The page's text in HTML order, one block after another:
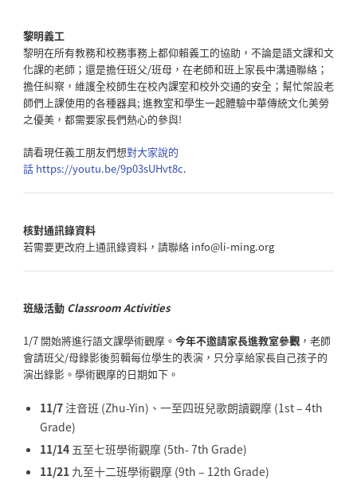
黎明義工
黎明在所有教務和校務事務上都仰賴義工的協助， 不論是語文課和文
化課的老師；還是擔任班父/班母， 在老師和班上家長中溝通聯絡；
擔任糾察， 維護全校師生在校內課室和校外交通的安全； 幫忙架設老
師們上課使用的各種器具; 進教室和學生一起體驗中華傳統文化美勞
之優美， 都需要家長們熱心的參與!
請看現任義工朋友們想對大家說的
話 https://youtu.be/9p03sUHvt8c.
核對通訊錄資料
若需要更改府上通訊錄資料，請聯絡 info@li-ming.org
班級活動 Classroom Activities
1/7 開始將進行語文課學術觀摩。 今年不邀請家長進教室參觀，老師
會請班父/母錄影後剪輯每位學生的表演，只分享給家長自己孩子的
演出錄影。學術觀摩的日期如下。
11/7注音班 (Zhu-Yin)、一至四班兒歌朗讀觀摩 (1st – 4th
Grade)
11/14 五至七班學術觀摩 (5th- 7th Grade)
11/21九至十二班學術觀摩 (9th – 12th Grade)